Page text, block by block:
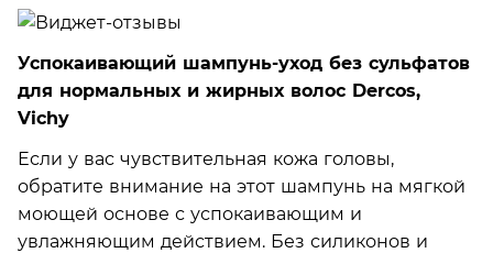
Успокаивающий шампунь-уход без сульфатов
для нормальных и жирных волос Dercos,
Vichy
Если у вас чувствительная кожа головы,
обратите внимание на этот шампунь на мягкой
моющей основе с успокаивающим и
увлажняющим действием. Без силиконов и